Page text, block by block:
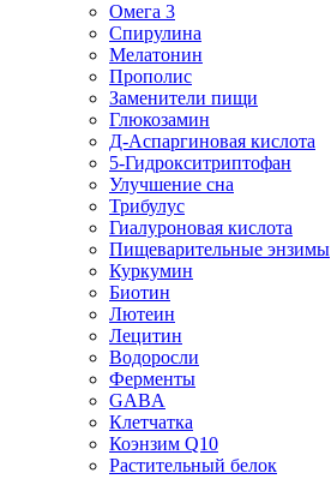
Омега 3
Спирулина
Мелатонин
Прополис
Заменители пищи
Глюкозамин
Д-Аспаргиновая кислота
5-Гидрокситриптофан
Улучшение сна
Трибулус
Гиалуроновая кислота
Пищеварительные энзимы
Куркумин
Биотин
Лютеин
Лецитин
Водоросли
Ферменты
GABA
Клетчатка
Коэнзим Q10
Растительный белок